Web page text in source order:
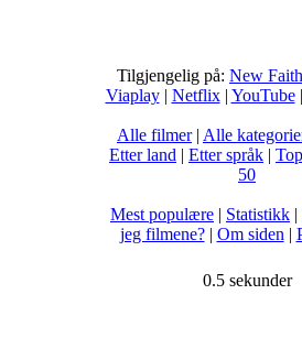
Tilgjengelig på: New
Viaplay| Netflix| YouTube|
Alle filmer| Alle
Etter land | Etter språk |
50
Mest populære | Statistikk |
jeg filmene?| Om siden|
0.5 sekunder